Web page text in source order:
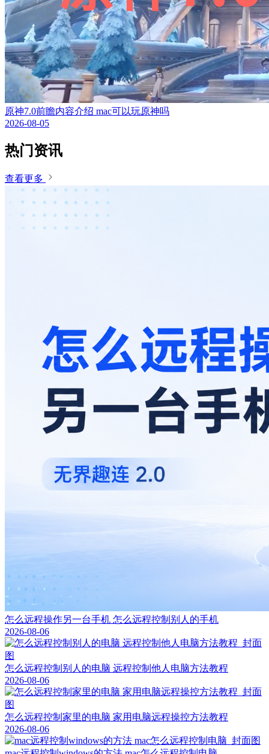
原神7.0前瞻内容介绍 mac可以玩原神吗
2026-08-05
热门资讯
查看更多
怎么远程操作另一台手机 怎么远程控制别人的手机
2026-08-06
怎么远程控制别人的电脑 远程控制他人电脑方法教程
2026-08-06
怎么远程控制家里的电脑 家用电脑远程操控方法教程
2026-08-06